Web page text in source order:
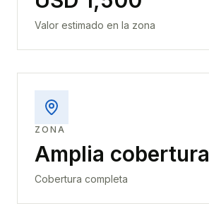
Valor estimado en la zona
ZONA
Amplia cobertura
Cobertura completa